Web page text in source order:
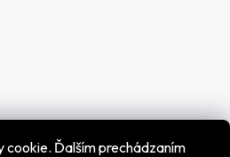
cookie. Ďalším prechádzaním